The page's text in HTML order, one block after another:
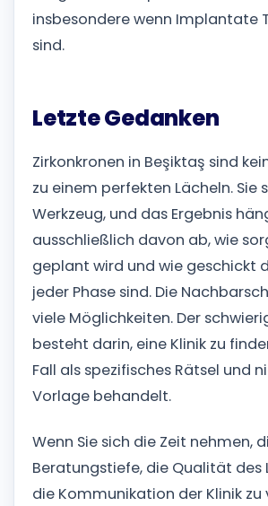
insbesondere wenn Implantate
sind.
Letzte Gedanken
Zirkonkronen in Beşiktaş sind
zu einem perfekten Lächeln. Sie
Werkzeug, und das Ergebnis
ausschließlich davon ab, wie
geplant wird und wie geschickt
jeder Phase sind. Die
viele Möglichkeiten. Der
besteht darin, eine Klinik zu
Fall als spezifisches Rätsel und
Vorlage behandelt.
Wenn Sie sich die Zeit nehmen,
Beratungstiefe, die Qualität des
die Kommunikation der Klinik zu